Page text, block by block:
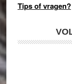
Tips of vragen?